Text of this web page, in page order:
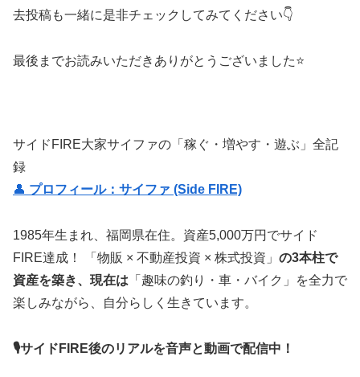
去投稿も一緒に是非チェックしてみてください👇
最後までお読みいただきありがとうございました⭐
サイドFIRE大家サイファの「稼ぐ・増やす・遊ぶ」全記
録
👤 プロフィール：サイファ (Side FIRE)
1985年生まれ、福岡県在住。資産5,000万円でサイド
FIRE達成！ 「物販 × 不動産投資 × 株式投資」 の3本柱で
資産を築き、現在は 「趣味の釣り・車・バイク」を全力で
楽しみながら、自分らしく生きています。
🎙サイドFIRE後のリアルを音声と動画で配信中！